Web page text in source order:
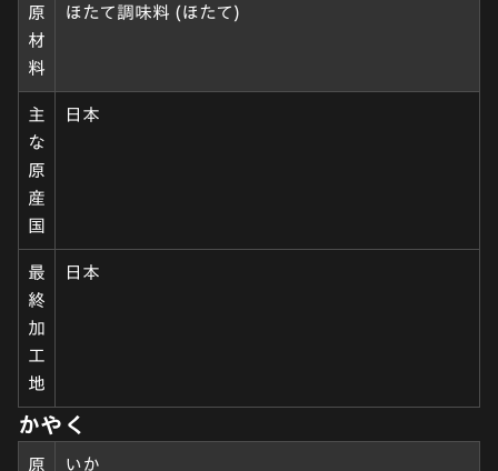
原
材
料
ほたて調味料 (ほたて)
主
な
原
産
国
日本
最
終
加
工
地
日本
かやく
原 いか